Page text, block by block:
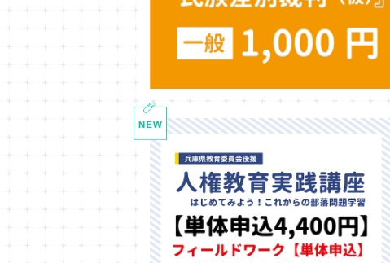
2026年度人権教育実践講座 講習費【単体
申込のフィールドワーク（4,400円）】
¥4,400